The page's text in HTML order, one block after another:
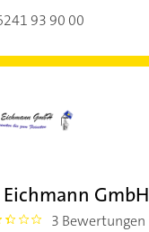
93 90 00
GmbH
3 Bewertungen